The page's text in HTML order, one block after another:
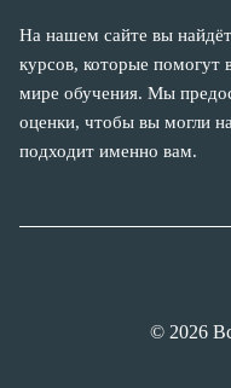
На нашем сайте вы
курсов, которые помогут
мире обучения. Мы
оценки, чтобы вы могли
подходит именно вам.
© 2026